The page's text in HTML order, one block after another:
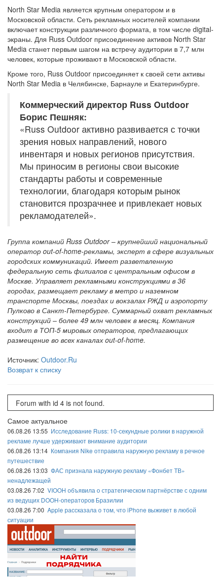
North Star Media является крупным оператором и в
Московской области. Сеть рекламных носителей компании
включает конструкции различного формата, в том числе digital-
экраны. Для Russ Outdoor присоединение активов North Star
Media станет первым шагом на встречу аудитории в 7,7 млн
человек, которые проживают в Московской области.
Кроме того, Russ Outdoor присоединяет к своей сети активы
North Star Media в Челябинске, Барнауле и Екатеринбурге.
Коммерческий директор Russ Outdoor
Борис Пешняк:
«Russ Outdoor активно развивается с точки
зрения новых направлений, нового
инвентаря и новых регионов присутствия.
Мы приносим в регионы свои высокие
стандарты работы и современные
технологии, благодаря которым рынок
становится прозрачнее и привлекает новых
рекламодателей».
Группа компаний Russ Outdoor – крупнейший национальный
оператор out-of-home-рекламы, эксперт в сфере визуальных
городских коммуникаций. Имеет разветвленную
федеральную сеть филиалов с центральным офисом в
Москве. Управляет рекламными конструкциями в 36
городах, размещает рекламу в метро и наземном
транспорте Москвы, поездах и вокзалах РЖД и аэропорту
Пулково в Санкт-Петербурге. Суммарный охват рекламных
конструкций – более 49 млн человек в месяц. Компания
входит в ТОП-5 мировых операторов, предлагающих
размещение во всех каналах out-of-home.
Источник: Outdoor.Ru
Возврат к списку
Forum with id 4 is not found.
Самое актуальное
06.08.26 13:55 Исследование Russ: 10-секундные ролики в наружной
рекламе лучше удерживают внимание аудитории
06.08.26 13:14 Компания Nike отправила наружную рекламу в речное
путешествие
06.08.26 13:03 ФАС признала наружную рекламу «Фонбет ТВ»
ненадлежащей
03.08.26 7:02 VIOOH объявила о стратегическом партнёрстве с одним
из ведущих DOOH-операторов Бразилии
03.08.26 7:00 Apple рассказала о том, что iPhone выживет в любой
ситуации